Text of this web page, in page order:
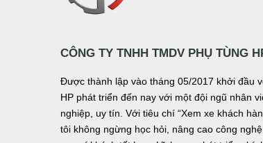
CÔNG TY TNHH TMDV PHỤ TÙNG
Được thành lập vào tháng 05/2017 khởi đầu
HP phát triển đến nay với một đội ngũ nhân
nghiệp, uy tín. Với tiêu chí “Xem xe khách
tôi không ngừng học hỏi, nâng cao công